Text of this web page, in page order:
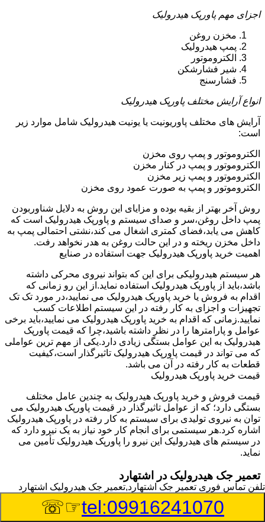
اجزای مهم پاورپک هیدرولیک
مخزن روغن
پمپ هیدرولیک
الکتروموتور
شیر فشارشکن
فشارسنج
انواع آرایش مختلف پاورپک هیدرولیک
آرایش های مختلف پاوریونیت یا یونیت هیدرولیک شامل موارد زیر
است:
الکتروموتور و پمپ روی مخزن
الکتروموتور و پمپ در کنار مخزن
الکتروموتور و پمپ زیر مخزن
الکتروموتور و پمپ به صورت عمود روی مخزن
روش آخر بهتر از بقیه بوده و مزایای این روش به دلایل شناوربودن
پمپ داخل روغن،سر و صدای سیستم و پاورپک هیدرولیک است که
کاهش می یابد،فضای کمتری اشغال می کند،نشتی احتمالی پمپ به
داخل مخزن ریخته و در این حالت روغن به هدر نخواهد رفت.
اهمیت خرید پاورپک هیدرولیک جهت استفاده در صنایع
هر سیستم هیدرولیکی برای این که بتواند نیروی محرکی داشته
باشد،باید از پاورپک هیدرولیک استفاده نماید.از این رو زمانی که
اقدام به فروش یا خرید پاورپک هیدرولیک می نمایید،در مورد تک تک
تجهیزات و اجزای به کار رفته در این سیستم اطلاعات کسب
نمایید.زمانی که اقدام به خرید پاورپک هیدرولیک می نمایید،باید برخی
عوامل و پارامترها را در نظر داشته باشید،چرا که قیمت پاورپک
هیدرولیک به این عوامل بستگی زیادی دارد.یکی از مهم ترین عواملی
که می تواند در قیمت پاورپک هیدرولیک تاثیرگذار است،کیفیت
قطعات به کار رفته در آن می باشد.
قیمت خرید پاورپک هیدرولیک
قیمت فروش و خرید پاورپک هیدرولیک به چندین عامل مختلف
بستگی دارد؛ که از عوامل تاثیرگذار در قیمت پاورپک هیدرولیک می
توان به نیروی تولیدی برای سیستم به کار رفته در پاورپک هیدرولیک
اشاره کرد.هر سیستمی برای انجام کار خود نیاز به یک نیرو دارد که
در سیستم های هیدرولیک این نیرو را پاورپک هیدرولیک تأمین می
نماید.
تعمیر جک هیدرولیک در اشتهارد
وسیله‎ای که با عملکرد خود موجب بلند شدن اهرم و یا وزن سنگین
در یک قسمت می گردد را جک هیدرولیک می نامند.جک هیدرولیک
تلفن تماس فوری تعمیر جک اشتهارد,تعمیر جک هیدرولیک اشتهارد
tel:09916241070
☞☏